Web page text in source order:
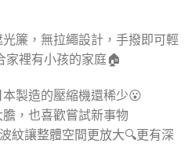
簾，無拉繩設計，手撥即可輕
家裡有小孩的家庭🏠
製造的壓縮機還稀少😮
，也喜歡嘗試新事物
紋讓整體空間更放大🔍更有深